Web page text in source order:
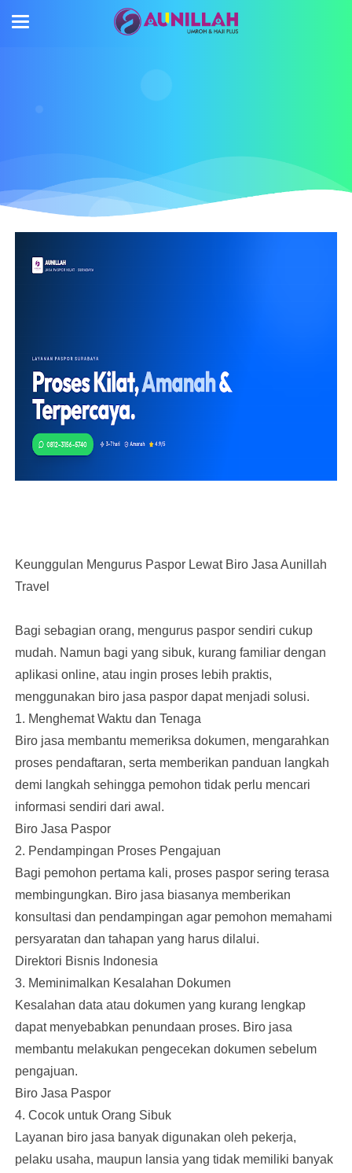
Keunggulan Mengurus Paspor Lewat Biro Jasa Aunillah
Travel
Bagi sebagian orang, mengurus paspor sendiri cukup
mudah. Namun bagi yang sibuk, kurang familiar dengan
aplikasi online, atau ingin proses lebih praktis,
menggunakan biro jasa paspor dapat menjadi solusi.
1. Menghemat Waktu dan Tenaga
Biro jasa membantu memeriksa dokumen, mengarahkan
proses pendaftaran, serta memberikan panduan langkah
demi langkah sehingga pemohon tidak perlu mencari
informasi sendiri dari awal.
Biro Jasa Paspor
2. Pendampingan Proses Pengajuan
Bagi pemohon pertama kali, proses paspor sering terasa
membingungkan. Biro jasa biasanya memberikan
konsultasi dan pendampingan agar pemohon memahami
persyaratan dan tahapan yang harus dilalui.
Direktori Bisnis Indonesia
3. Meminimalkan Kesalahan Dokumen
Kesalahan data atau dokumen yang kurang lengkap
dapat menyebabkan penundaan proses. Biro jasa
membantu melakukan pengecekan dokumen sebelum
pengajuan.
Biro Jasa Paspor
4. Cocok untuk Orang Sibuk
Layanan biro jasa banyak digunakan oleh pekerja,
pelaku usaha, maupun lansia yang tidak memiliki banyak